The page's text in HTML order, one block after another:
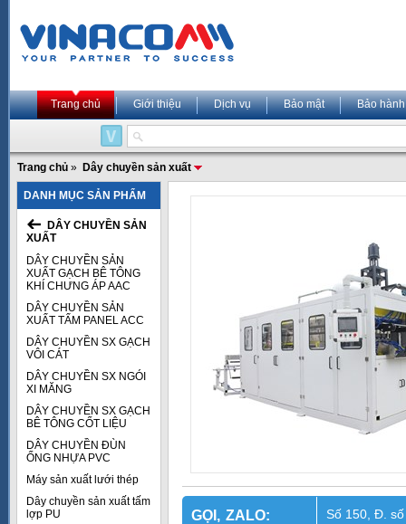
Trang chủ Giới thiệu Dịch vụ Bảo mật Bảo hành
Trang chủ » Dây chuyền sản xuất
DANH MỤC SẢN PHẨM
DÂY CHUYỀN SẢN
XUẤT
DÂY CHUYỀN SẢN
XUẤT GẠCH BÊ TÔNG
KHÍ CHƯNG ÁP AAC
DÂY CHUYỀN SẢN
XUẤT TẤM PANEL ACC
DÂY CHUYỀN SX GẠCH
VÔI CÁT
DÂY CHUYỀN SX NGÓI
XI MĂNG
DÂY CHUYỀN SX GẠCH
BÊ TÔNG CỐT LIỆU
DÂY CHUYỀN ĐÙN
ỐNG NHỰA PVC
Máy sản xuất lưới thép
Dây chuyền sản xuất tấm
lợp PU
GỌI, ZALO:
Số 150, Đ.